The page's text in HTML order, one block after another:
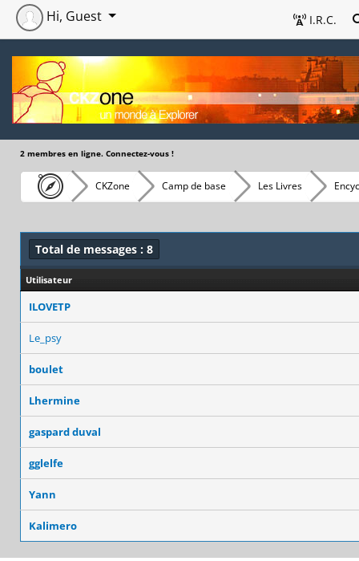
I.R.C.
Hi, Guest
2 membres en ligne. Connectez-vous !
CKZone Camp de base Les Livres
Total de messages : 8
Utilisateur
ILOVETP
Le_psy
boulet
Lhermine
gaspard duval
gglelfe
Yann
Kalimero